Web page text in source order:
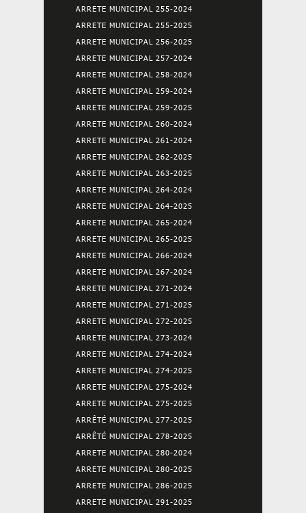
ARRETE MUNICIPAL 255-2024
ARRETE MUNICIPAL 255-2025
ARRETE MUNICIPAL 256-2025
ARRETE MUNICIPAL 257-2024
ARRETE MUNICIPAL 258-2024
ARRETE MUNICIPAL 259-2024
ARRETE MUNICIPAL 259-2025
ARRETE MUNICIPAL 260-2024
ARRETE MUNICIPAL 261-2024
ARRETE MUNICIPAL 262-2025
ARRETE MUNICIPAL 263-2025
ARRETE MUNICIPAL 264-2024
ARRETE MUNICIPAL 264-2025
ARRETE MUNICIPAL 265-2024
ARRETE MUNICIPAL 265-2025
ARRETE MUNICIPAL 266-2024
ARRETE MUNICIPAL 267-2024
ARRETE MUNICIPAL 271-2024
ARRETE MUNICIPAL 271-2025
ARRETE MUNICIPAL 272-2025
ARRETE MUNICIPAL 273-2024
ARRETE MUNICIPAL 274-2024
ARRETE MUNICIPAL 274-2025
ARRETE MUNICIPAL 275-2024
ARRETE MUNICIPAL 275-2025
ARRÊTÉ MUNICIPAL 277-2025
ARRÊTÉ MUNICIPAL 278-2025
ARRETE MUNICIPAL 280-2024
ARRETE MUNICIPAL 280-2025
ARRETE MUNICIPAL 286-2025
ARRETE MUNICIPAL 291-2025